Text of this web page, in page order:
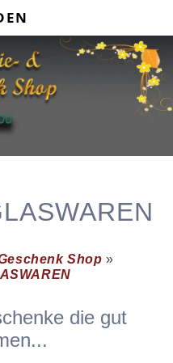
Shop »
die gut